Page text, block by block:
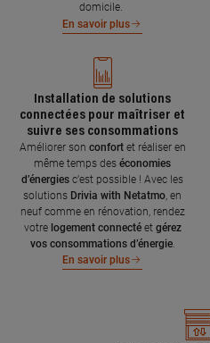
domicile.
En savoir plus
Installation de solutions
connectées pour maîtriser et
suivre ses consommations
Améliorer son confort et réaliser en
même temps des économies
d’énergies c’est possible ! Avec les
solutions Drivia with Netatmo , en
neuf comme en rénovation, rendez
votre logement connecté et gérez
vos consommations d’énergie.
En savoir plus